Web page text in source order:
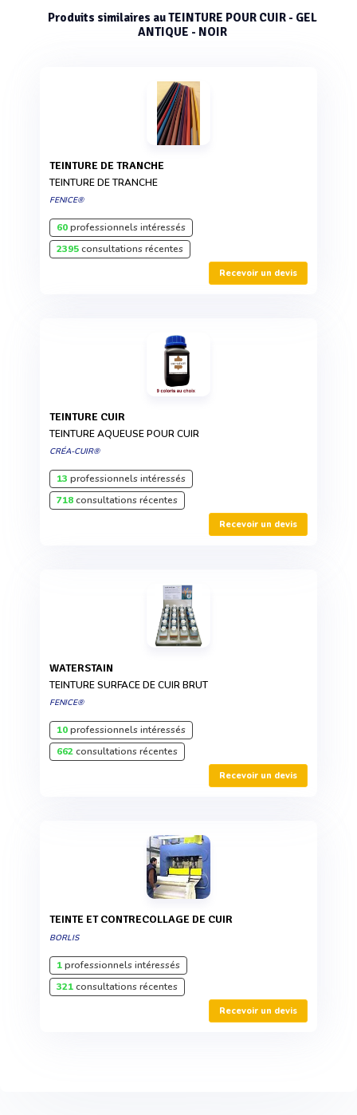
Produits similaires au TEINTURE POUR CUIR - GEL
ANTIQUE - NOIR
TEINTURE DE TRANCHE
TEINTURE DE TRANCHE
FENICE®
60professionnels intéressés
2395consultations récentes
Recevoir un devis
TEINTURE CUIR
TEINTURE AQUEUSE POUR CUIR
CRÉA-CUIR®
13 professionnels intéressés
718consultations récentes
Recevoir un devis
WATERSTAIN
TEINTURE SURFACE DE CUIR BRUT
FENICE®
10professionnels intéressés
662consultations récentes
Recevoir un devis
TEINTE ET CONTRECOLLAGE DE CUIR
BORLIS
1professionnels intéressés
321consultations récentes
Recevoir un devis